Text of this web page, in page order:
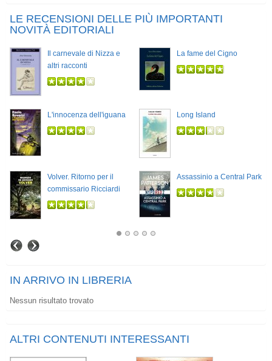
LE RECENSIONI DELLE PIÙ IMPORTANTI
NOVITÀ EDITORIALI
Il carnevale di Nizza e
altri racconti
La fame del Cigno
L'innocenza dell'iguana Long Island
Volver. Ritorno per il
commissario Ricciardi
Assassinio a Central Park
IN ARRIVO IN LIBRERIA
Nessun risultato trovato
ALTRI CONTENUTI INTERESSANTI